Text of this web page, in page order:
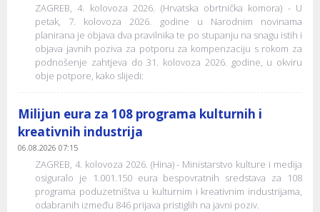
ZAGREB, 4. kolovoza 2026. (Hrvatska obrtnička komora) - U
petak, 7. kolovoza 2026. godine u Narodnim novinama
planirana je objava dva pravilnika te po stupanju na snagu istih i
objava javnih poziva za potporu za kompenzaciju s rokom za
podnošenje zahtjeva do 31. kolovoza 2026. godine, u okviru
obje potpore, kako slijedi:
Milijun eura za 108 programa kulturnih i
kreativnih industrija
06.08.2026 07:15
ZAGREB, 4. kolovoza 2026. (Hina) - Ministarstvo kulture i medija
osiguralo je 1.001.150 eura bespovratnih sredstava za 108
programa poduzetništva u kulturnim i kreativnim industrijama,
odabranih između 846 prijava pristiglih na javni poziv.